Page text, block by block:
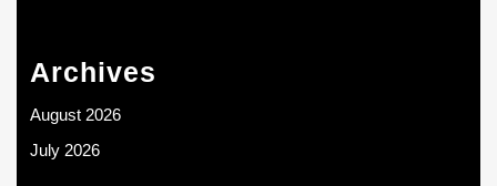
Archives
August 2026
July 2026